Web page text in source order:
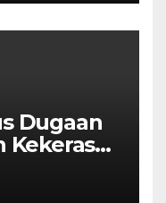
Dugaan
Phone